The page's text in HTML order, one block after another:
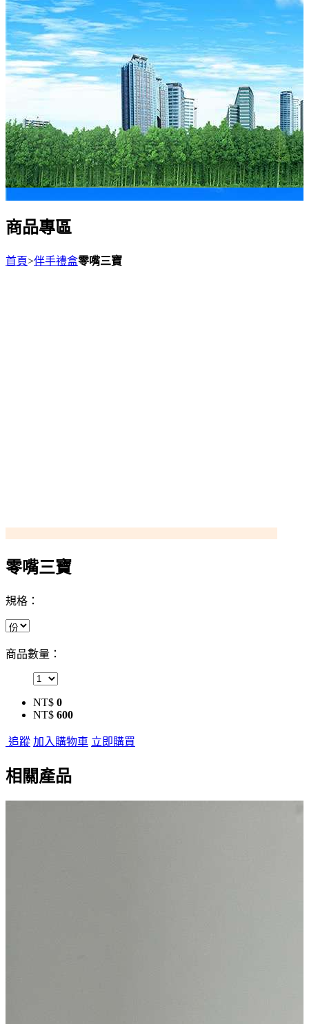
商品專區
首頁>伴手禮盒零嘴三寶
零嘴三寶
規格：
商品數量：
NT$ 0
NT$ 600
追蹤 加入購物車 立即購買
相關產品